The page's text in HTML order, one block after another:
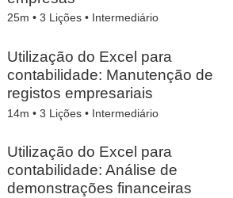
25m •3 Lições • Intermediário
Utilização do Excel para
contabilidade: Manutenção de
registos empresariais
14m •3 Lições • Intermediário
Utilização do Excel para
contabilidade: Análise de
demonstrações financeiras